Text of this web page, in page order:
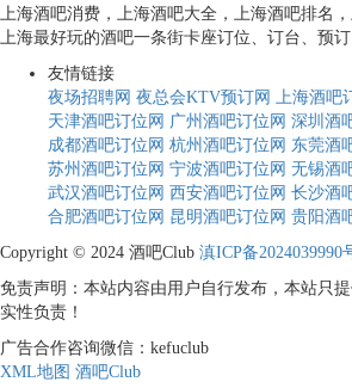
上海酒吧消费，上海酒吧大全，上海酒吧排名
上海最好玩的酒吧一条街卡座订位、订台、预订
友情链接
夜场招聘网 夜总会KTV预订网 上海酒吧
天津酒吧订位网 广州酒吧订位网 深圳酒
成都酒吧订位网 杭州酒吧订位网 东莞酒
苏州酒吧订位网 宁波酒吧订位网 无锡酒
武汉酒吧订位网 西安酒吧订位网 长沙酒
合肥酒吧订位网 昆明酒吧订位网 贵阳酒
Copyright © 2024 酒吧Club 滇ICP备2024039990
免责声明：本站内容由用户自行发布，本站只
实性负责！
广告合作咨询微信：kefuclub
XML地图 酒吧Club